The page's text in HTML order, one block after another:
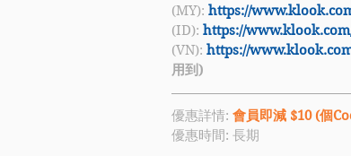
(MY): https://
(ID): https://
(VN): https://
用到)
優惠詳情: 會員即減 $10 (個
優惠時間: 長期